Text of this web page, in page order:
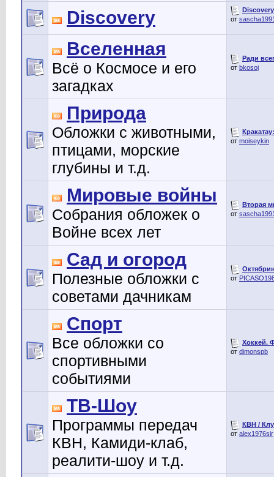
Discovery
от
Вселенная
Всё о Космосе и его
загадках
Ради
от bkosoj
Природа
Обложки с животными,
птицами, морские
глубины и т.д.
от moiseykin
Мировые войны
Собрания обложек о
Войне всех лет
Вторая
от
Сад и огород
Полезные обложки с
советами дачникам
от
Спорт
Все обложки со
спортивными
событиями
Хоккей.
от dimonspb
ТВ-Шоу
Программы передач
КВН, Камиди-клаб,
реалити-шоу и т.д.
КВН /
от alex1976sir